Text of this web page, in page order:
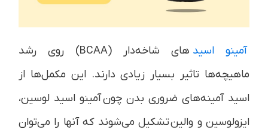
آمینو اسید
های شاخه‌دار (BCAA) روی رشد
ماهیچه‌ها تاثیر بسیار زیادی دارند. این مکمل‌ها از
اسید آمینه‌های ضروری بدن چون آمینو اسید لوسین،
ایزولوسین و والین تشکیل می‌شوند که آنها را می‌توان